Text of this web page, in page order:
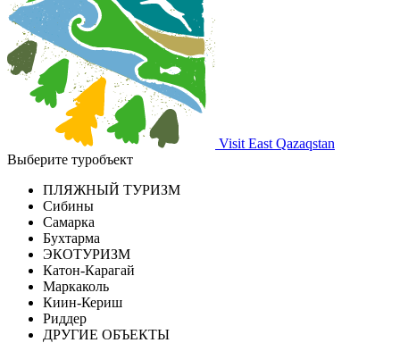
Visit East Qazaqstan
Выберите туробъект
ПЛЯЖНЫЙ ТУРИЗМ
Сибины
Самарка
Бухтарма
ЭКОТУРИЗМ
Катон-Карагай
Маркаколь
Киин-Кериш
Риддер
ДРУГИЕ ОБЪЕКТЫ